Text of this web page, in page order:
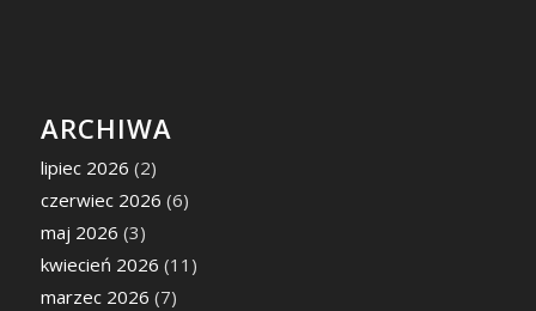
ARCHIWA
lipiec 2026 (2)
czerwiec 2026 (6)
maj 2026 (3)
kwiecień 2026 (11)
marzec 2026 (7)